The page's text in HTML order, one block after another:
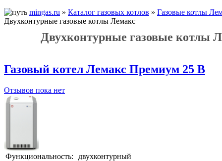
mingas.ru » Каталог газовых котлов » Газовые котлы
Двухконтурные газовые котлы Лемакс
Двухконтурные газовые котлы
Газовый котел Лемакс Премиум 25 В
Отзывов пока нет
Функциональность:
двухконтурный